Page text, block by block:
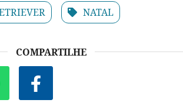
NATAL
COMPARTILHE